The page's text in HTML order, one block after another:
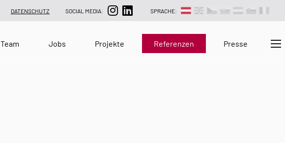
DATENSCHUTZ SOCIAL MEDIA: SPRACHE:
Team Jobs Projekte Referenzen Presse